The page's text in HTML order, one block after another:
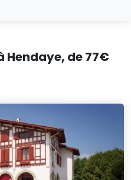
Hendaye, de 77€